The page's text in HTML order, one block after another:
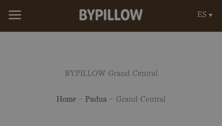
ES
BYPILLOW Grand Central
Home - Padua - Grand Central